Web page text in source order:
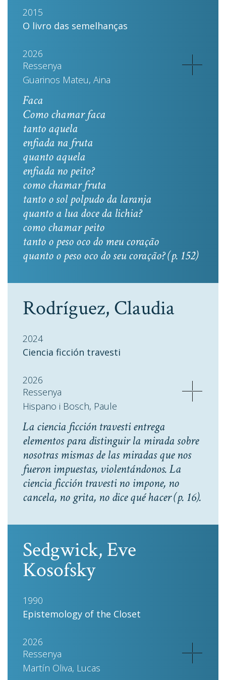
2015
O livro das semelhanças
2026
Ressenya
Guarinos Mateu, Aina
Faca
Como chamar faca
tanto aquela
enfiada na fruta
quanto aquela
enfiada no peito?
como chamar fruta
tanto o sol polpudo da laranja
quanto a lua doce da lichia?
como chamar peito
tanto o peso oco do meu coração
quanto o peso oco do seu coração? (p. 152)
Rodríguez, Claudia
2024
Ciencia ficción travesti
2026
Ressenya
Hispano i Bosch, Paule
La ciencia ficción travesti entrega
elementos para distinguir la mirada sobre
nosotras mismas de las miradas que nos
fueron impuestas, violentándonos. La
ciencia ficción travesti no impone, no
cancela, no grita, no dice qué hacer(p. 16).
Sedgwick, Eve
Kosofsky
1990
Epistemology of the Closet
2026
Ressenya
Martín Oliva, Lucas